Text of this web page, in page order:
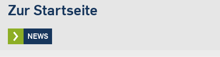
Zur Startseite
NEWS